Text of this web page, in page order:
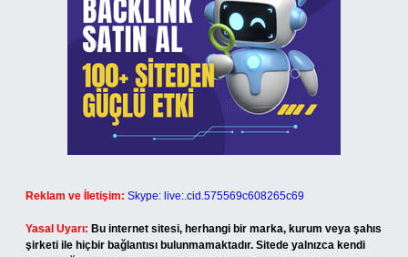
Reklam ve İletişim: Skype: live:.cid.575569c608265c69
Yasal Uyarı: Bu internet sitesi, herhangi bir marka, kurum veya şahıs
şirketi ile hiçbir bağlantısı bulunmamaktadır. Sitede yalnızca kendi